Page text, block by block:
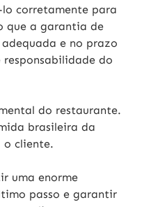
corretamente para
que a garantia de
e no prazo
do
do restaurante.
brasileira da
o cliente.
uma enorme
passo e garantir